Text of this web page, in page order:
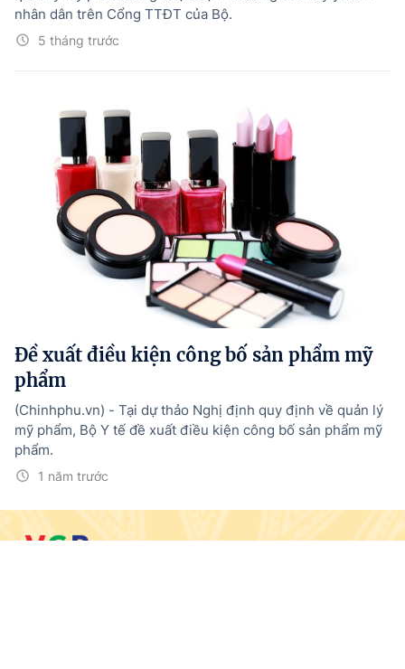
Bản quyền thuộc Báo Điện tử Chính phủ - Cổng Thông tin điện tử Chính
phủ.
5 tháng trước
nhân dân trên Cổng TTĐT của Bộ.
Đề xuất điều kiện công bố sản phẩm mỹ
phẩm
1 năm trước
(Chinhphu.vn) - Tại dự thảo Nghị định quy định về quản lý
mỹ phẩm, Bộ Y tế đề xuất điều kiện công bố sản phẩm mỹ
phẩm.